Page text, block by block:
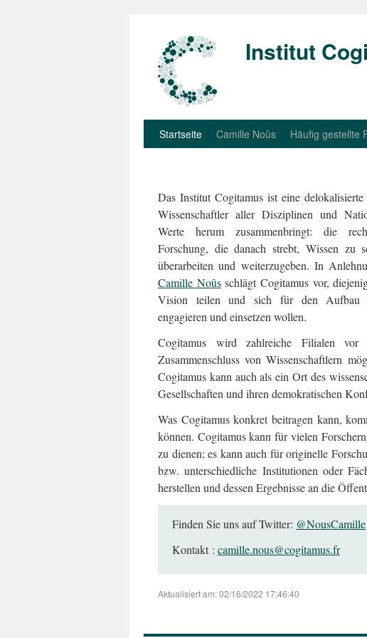
Institut
Startseite Camille Noûs Häufig gestellte
Das Institut Cogitamus ist eine
Wissenschaftler aller Disziplinen und
Werte herum zusammenbringt: die
Forschung, die danach strebt, Wissen zu
überarbeiten und weiterzugeben. In
Camille Noûsschlägt Cogitamus vor,
Vision teilen und sich für den Aufbau
engagieren und einsetzen wollen.
Cogitamus wird zahlreiche Filialen
Zusammenschluss von Wissenschaftlern
Cogitamus kann auch als ein Ort des
Gesellschaften und ihren demokratischen
Was Cogitamus konkret beitragen kann,
können. Cogitamus kann für vielen
zu dienen; es kann auch für originelle
bzw. unterschiedliche Institutionen oder
herstellen und dessen Ergebnisse an die
Finden Sie uns auf Twitter: @NousCamille
Kontakt : camille.nous@cogitamus.fr
Aktualisiert am: 02/16/2022 17:46:40